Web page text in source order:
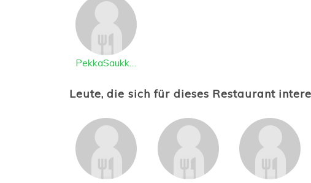
Leute, die sich für dieses Restaurant